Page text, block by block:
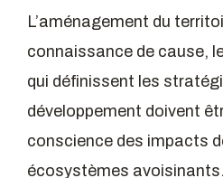
L’aménagement du
connaissance de cause,
qui définissent les
développement doivent
conscience des impacts
écosystèmes